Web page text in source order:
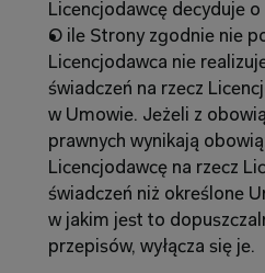
Licencjodawcę decyduje
O ile Strony zgodnie nie
Licencjodawca nie
świadczeń na rzecz
w Umowie. Jeżeli z
prawnych wynikają
Licencjodawcę na rzecz
świadczeń niż określone
w jakim jest to
przepisów, wyłącza się je.